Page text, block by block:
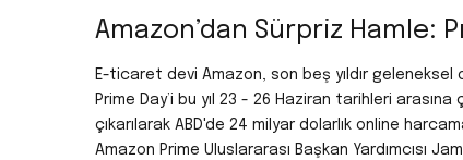
Amazon’dan Sürpriz Hamle:
E-ticaret devi Amazon, son beş yıldır
Prime Day’i bu yıl 23 - 26 Haziran tarihleri arasına
çıkarılarak ABD'de 24 milyar dolarlık online
Amazon Prime Uluslararası Başkan Yardımcısı